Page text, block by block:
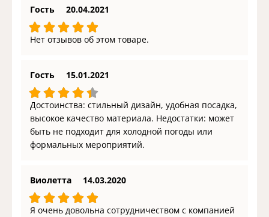
Гость 20.04.2021
Нет отзывов об этом товаре.
Гость 15.01.2021
Достоинства: стильный дизайн, удобная посадка,
высокое качество материала. Недостатки: может
быть не подходит для холодной погоды или
формальных мероприятий.
Виолетта 14.03.2020
Я очень довольна сотрудничеством с компанией